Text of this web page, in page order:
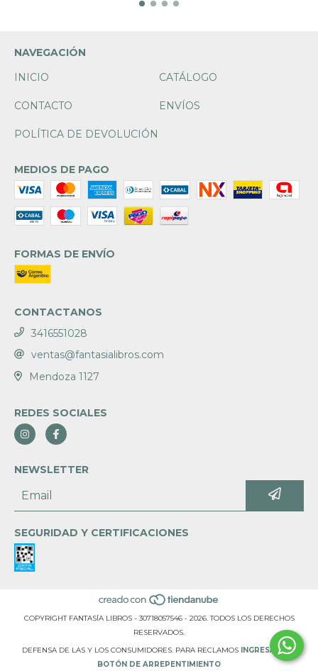
NAVEGACIÓN
INICIO
CATÁLOGO
CONTACTO ENVÍOS
POLÍTICA DE DEVOLUCIÓN
MEDIOS DE PAGO
FORMAS DE ENVÍO
CONTACTANOS
3416551028
ventas@fantasialibros.com
Mendoza 1127
REDES SOCIALES
NEWSLETTER
SEGURIDAD Y CERTIFICACIONES
COPYRIGHT FANTASÍA LIBROS - 30718057546 - 2026. TODOS LOS DERECHOS
RESERVADOS.
DEFENSA DE LAS Y LOS CONSUMIDORES. PARA RECLAMOS
INGRESÁ ACÁ.
BOTÓN DE ARREPENTIMIENTO